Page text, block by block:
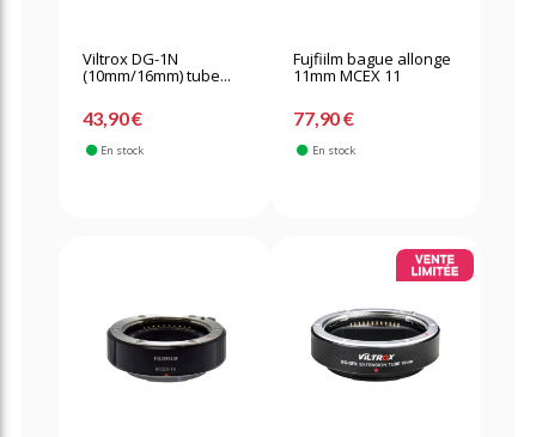
Viltrox DG-1N
(10mm/16mm) tube...
43,90 €
En stock
Fujfiilm bague allonge
11mm MCEX 11
77,90 €
En stock